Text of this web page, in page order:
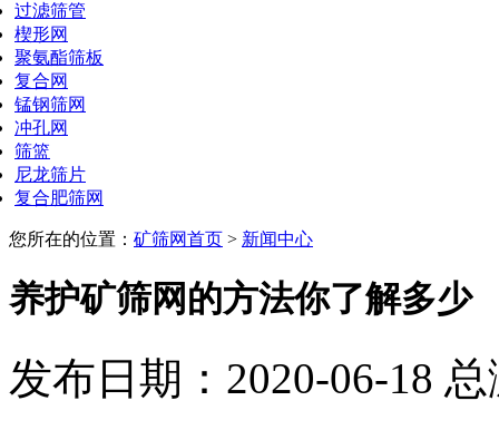
过滤筛管
楔形网
聚氨酯筛板
复合网
锰钢筛网
冲孔网
筛篮
尼龙筛片
复合肥筛网
您所在的位置： 矿筛网首页 > 新闻中心
养护矿筛网的方法你了解多少
发布日期：2020-06-18